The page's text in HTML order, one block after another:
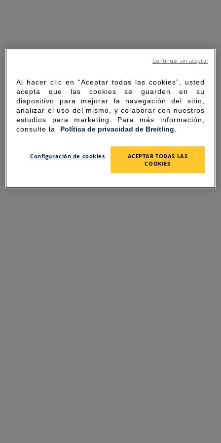
SORRY FOR THE
INCONVENIENCE
Al hacer clic en “Aceptar todas las cookies”, usted
acepta que las cookies se guarden en su
dispositivo para mejorar la navegación del sitio,
analizar el uso del mismo, y colaborar con nuestros
estudios para marketing. Para más información,
consulte la Política de privacidad de Breitling.
Configuración de cookies
ACEPTAR TODAS LAS
COOKIES
Continuar sin aceptar